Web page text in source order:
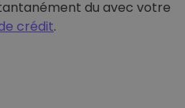
du avec votre
crédit.